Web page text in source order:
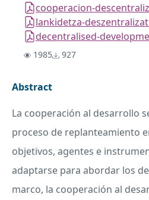
cooperacion-
lankidetza-
decentralised-
1985 927
Abstract
La cooperación al desarrollo
proceso de replanteamiento
objetivos, agentes e
adaptarse para abordar los
marco, la cooperación al